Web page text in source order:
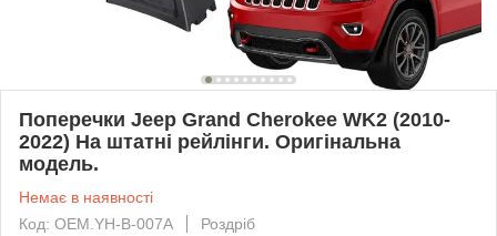
Поперечки Jeep Grand Cherokee WK2 (2010-
2022) На штатні рейлінги. Оригінальна
модель.
Немає в наявності
Код: OEM.YH-B-007A
Роздріб